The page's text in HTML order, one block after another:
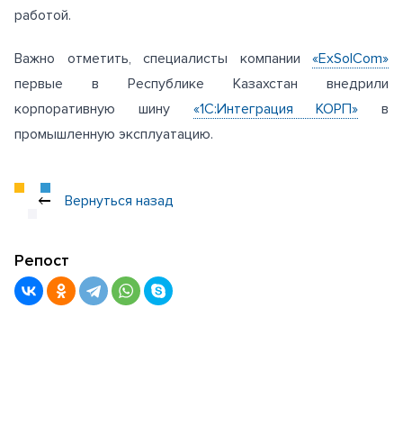
работой.
Важно отметить, специалисты компании «ExSolCom»
первые в Республике Казахстан внедрили
корпоративную шину «1С:Интеграция КОРП» в
промышленную эксплуатацию.
Вернуться назад
Репост